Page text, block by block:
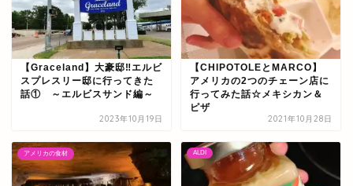
【Graceland】大豪邸‼エルビ
スプレスリー邸に行ってきた
話① ～エルビスサンド編～
2023年10月19日
【CHIPOTOLEとMARCO】
アメリカの2つのチェーン店に
行ってみた話☆メキシカン＆
ピザ
2021年10月28日
アメリカの食材 ALDI